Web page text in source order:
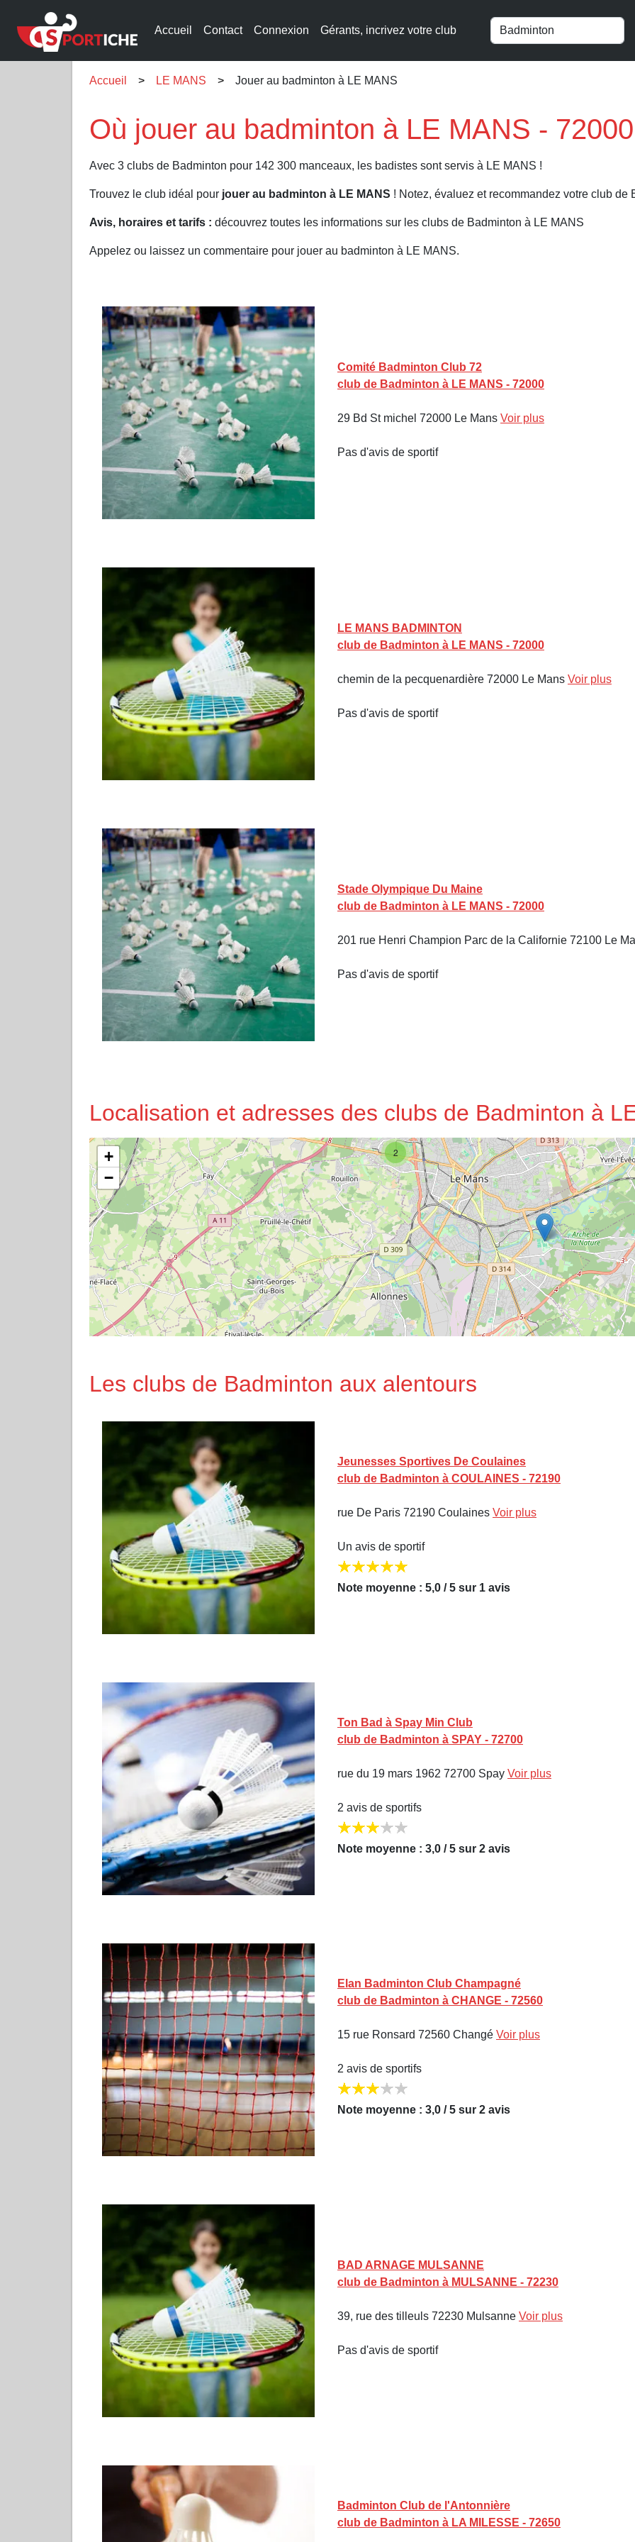
Accueil Contact Connexion Gérants, incrivez votre club
Accueil LE MANS Jouer au badminton à LE MANS
Où jouer au badminton à LE MANS -
Avec 3 clubs de Badminton pour 142 300 manceaux, les badistes sont servis à LE MANS !
Trouvez le club idéal pour jouer au badminton à LE MANS ! Notez, évaluez et recommandez votre club de
Avis, horaires et tarifs : découvrez toutes les informations sur les clubs de Badminton à LE MANS
Appelez ou laissez un commentaire pour jouer au badminton à LE MANS.
Comité Badminton Club 72
club de Badminton à LE MANS - 72000
29 Bd St michel 72000 Le Mans Voir plus
Pas d'avis de sportif
LE MANS BADMINTON
club de Badminton à LE MANS - 72000
chemin de la pecquenardière 72000 Le Mans Voir plus
Pas d'avis de sportif
Stade Olympique Du Maine
club de Badminton à LE MANS - 72000
201 rue Henri Champion Parc de la Californie 72100 Le
Pas d'avis de sportif
Localisation et adresses des clubs de Badminton à
2
+
−
Les clubs de Badminton aux alentours
Jeunesses Sportives De Coulaines
club de Badminton à COULAINES - 72190
rue De Paris 72190 Coulaines Voir plus
Un avis de sportif
Note moyenne : 5,0 / 5 sur 1 avis
Ton Bad à Spay Min Club
club de Badminton à SPAY - 72700
rue du 19 mars 1962 72700 Spay Voir plus
2 avis de sportifs
Note moyenne : 3,0 / 5 sur 2 avis
Elan Badminton Club Champagné
club de Badminton à CHANGE - 72560
15 rue Ronsard 72560 Changé Voir plus
2 avis de sportifs
Note moyenne : 3,0 / 5 sur 2 avis
BAD ARNAGE MULSANNE
club de Badminton à MULSANNE - 72230
39, rue des tilleuls 72230 Mulsanne Voir plus
Pas d'avis de sportif
Badminton Club de l'Antonnière
club de Badminton à LA MILESSE - 72650